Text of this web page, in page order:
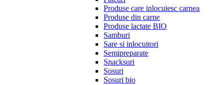
Produse care inlocuiesc carnea
Produse din carne
Produse lactate BIO
Samburi
Sare si inlocuitori
Semipreparate
Snacksuri
Sosuri
Sosuri bio